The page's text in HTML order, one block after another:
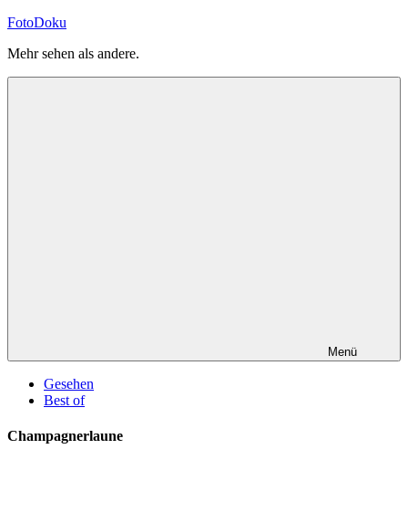
Zum
springen
FotoDoku
Mehr sehen als andere.
Menü
Gesehen
Best of
Champagnerlaune